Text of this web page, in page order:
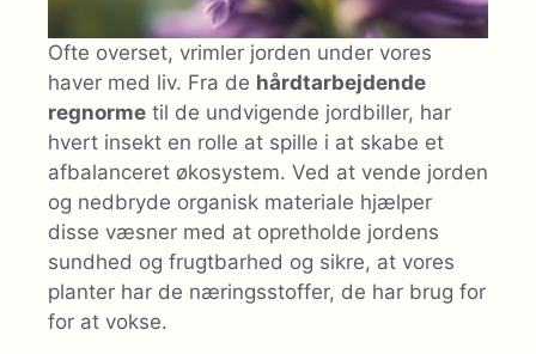
Ofte overset, vrimler jorden under vores
haver med liv. Fra de hårdtarbejdende
regnorme til de undvigende jordbiller, har
hvert insekt en rolle at spille i at skabe et
afbalanceret økosystem. Ved at vende jorden
og nedbryde organisk materiale hjælper
disse væsner med at opretholde jordens
sundhed og frugtbarhed og sikre, at vores
planter har de næringsstoffer, de har brug for
for at vokse.